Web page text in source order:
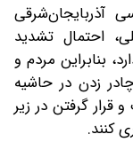
آذربایجان‌شرقی
احتمال تشدید
بنابراین مردم و
زدن در حاشیه
قرار گرفتن در زیر
کنند.